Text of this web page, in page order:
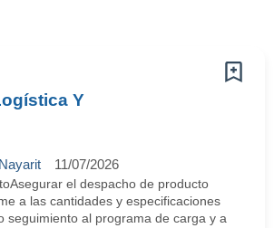
Y
Nayarit 11/07/2026
el despacho de producto
a las cantidades y especificaciones
seguimiento al programa de carga y a